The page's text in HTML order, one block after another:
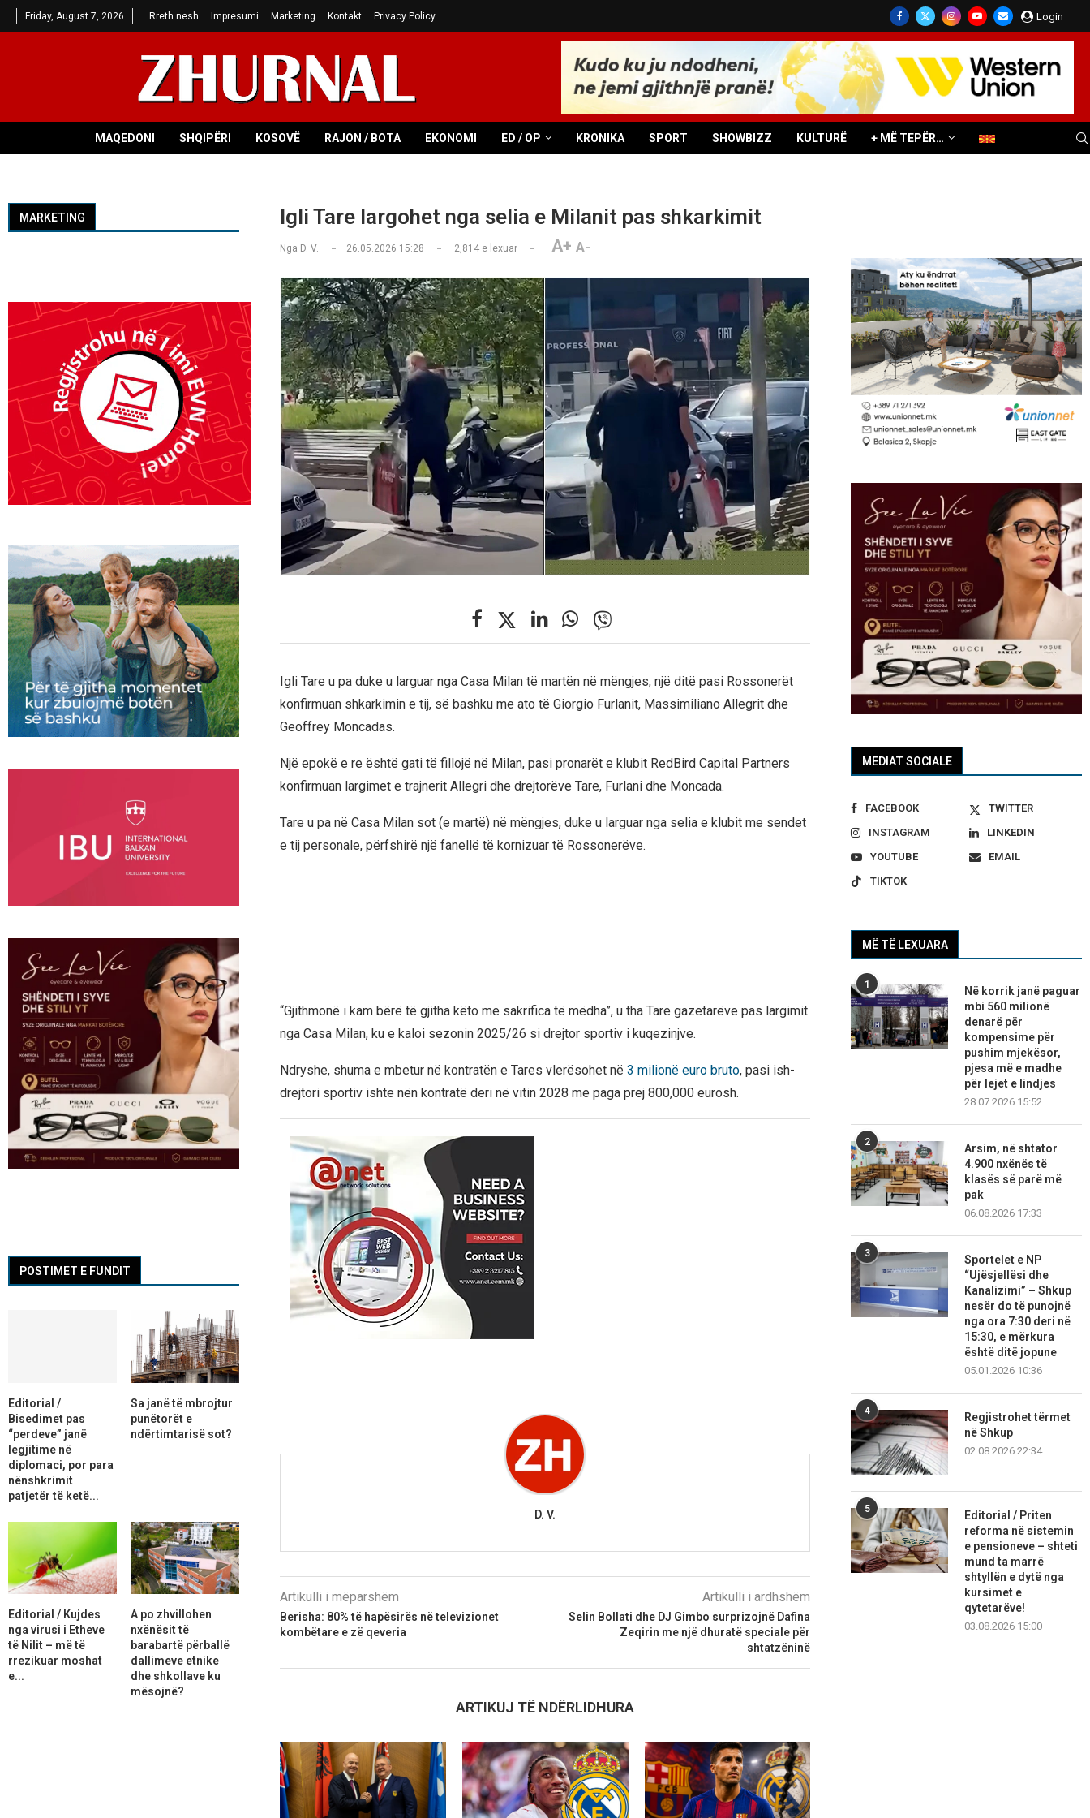
Friday, August 7, 2026 Rreth nesh Impresumi Marketing Kontakt Privacy Policy Login
MAQEDONI SHQIPËRI KOSOVË RAJON / BOTA EKONOMI ED / OP KRONIKA SPORT SHOWBIZZ KULTURË + MË TEPËR…
Igli Tare largohet nga selia e Milanit pas shkarkimit
Nga D. V. 26.05.2026 15:28 2,814e lexuar A+ A-
Igli Tare u pa duke u larguar nga Casa Milan të martën në mëngjes, një ditë pasi Rossonerët
konfirmuan shkarkimin e tij, së bashku me ato të Giorgio Furlanit, Massimiliano Allegrit dhe
Geoffrey Moncadas.
Një epokë e re është gati të fillojë në Milan, pasi pronarët e klubit RedBird Capital Partners
konfirmuan largimet e trajnerit Allegri dhe drejtorëve Tare, Furlani dhe Moncada.
Tare u pa në Casa Milan sot (e martë) në mëngjes, duke u larguar nga selia e klubit me sendet
e tij personale, përfshirë një fanellë të kornizuar të Rossonerëve.
“Gjithmonë i kam bërë të gjitha këto me sakrifica të mëdha”, u tha Tare gazetarëve pas largimit
nga Casa Milan, ku e kaloi sezonin 2025/26 si drejtor sportiv i kuqezinjve.
Ndryshe, shuma e mbetur në kontratën e Tares vlerësohet në 3 milionë euro bruto, pasi ish-
drejtori sportiv ishte nën kontratë deri në vitin 2028 me paga prej 800,000 eurosh.
D. V.
Artikulli i mëparshëm
Berisha: 80% të hapësirës në televizionet
kombëtare e zë qeveria
Artikulli i ardhshëm
Selin Bollati dhe DJ Gimbo surprizojnë Dafina
Zeqirin me një dhuratë speciale për
shtatzëninë
ARTIKUJ TË NDËRLIDHURA
MEDIAT SOCIALE
FACEBOOK
TWITTER
INSTAGRAM
LINKEDIN
YOUTUBE
EMAIL
TIKTOK
MË TË LEXUARA
1
Në korrik janë paguar
mbi 560 milionë
denarë për
kompensime për
pushim mjekësor,
pjesa më e madhe
për lejet e lindjes
28.07.2026 15:52
2
Arsim, në shtator
4.900 nxënës të
klasës së parë më
pak
06.08.2026 17:33
3
Sportelet e NP
“Ujësjellësi dhe
Kanalizimi” – Shkup
nesër do të punojnë
nga ora 7:30 deri në
15:30, e mërkura
është ditë jopune
05.01.2026 10:36
4
Regjistrohet tërmet
në Shkup
02.08.2026 22:34
5
Editorial / Priten
reforma në sistemin
e pensioneve – shteti
mund ta marrë
shtyllën e dytë nga
kursimet e
qytetarëve!
03.08.2026 15:00
MARKETING
POSTIMET E FUNDIT
Editorial /
Bisedimet pas
“perdeve” janë
legjitime në
diplomaci, por para
nënshkrimit
patjetër të ketë...
Sa janë të mbrojtur
punëtorët e
ndërtimtarisë sot?
Editorial / Kujdes
nga virusi i Etheve
të Nilit – më të
rrezikuar moshat
e...
A po zhvillohen
nxënësit të
barabartë përballë
dallimeve etnike
dhe shkollave ku
mësojnë?